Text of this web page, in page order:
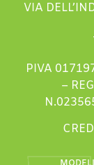
VIA
PIVA
–